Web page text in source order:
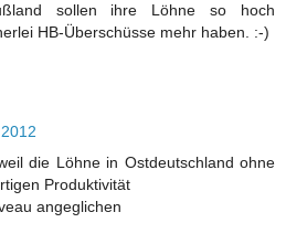
sollen ihre Löhne so hoch
HB-Überschüsse mehr haben. :-)
die Löhne in Ostdeutschland ohne
Produktivität
angeglichen